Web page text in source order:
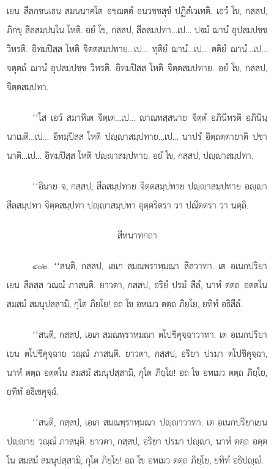
เยน สีลกฺขนฺเธน สมนฺนาคโต อชฺฌตฺตํ อนวชฺชสุขํ ปฏิสํเวเทติ. เอวํ โข, กสฺสป,
ภิกฺขุ สีลสมฺปนฺโน โหติ. อยํ โข, กสฺสป, สีลสมฺปทา…เป… ปมํ ฌานํ อุปสมฺปชฺช
วิหรติ. อิทมฺปิสฺส โหติ จิตฺตสมฺปทาย…เป… ทุติยํ ฌานํ…เป… ตติยํ ฌานํ…เป…
จตุตฺถํ ฌานํ อุปสมฺปชฺช วิหรติ. อิทมฺปิสฺส โหติ จิตฺตสมฺปทาย. อยํ โข, กสฺสป,
จิตฺตสมฺปทา.
‘‘โส เอวํ สมาหิเต จิตฺเต…เป… าณทสฺสนาย จิตฺตํ อภินีหรติ อภินินฺ
นาเมติ…เป… อิทมฺปิสฺส โหติ ปฺาสมฺปทาย…เป… นาปรํ อิตฺถตฺตายาติ ปชา
นาติ…เป… อิทมฺปิสฺส โหติ ปฺาสมฺปทาย. อยํ โข, กสฺสป, ปฺาสมฺปทา.
‘‘อิมาย จ, กสฺสป, สีลสมฺปทาย จิตฺตสมฺปทาย ปฺาสมฺปทาย อฺา
สีลสมฺปทา จิตฺตสมฺปทา ปฺาสมฺปทา อุตฺตริตรา วา ปณีตตรา วา นตฺถิ.
สีหนาทกถา
๔๐๒. ‘‘สนฺติ, กสฺสป, เอเก สมณพฺราหฺมณา สีลวาทา. เต อเนกปริยา
เยน สีลสฺส วณฺณํ ภาสนฺติ. ยาวตา, กสฺสป, อริยํ ปรมํ สีลํ, นาหํ ตตฺถ อตฺตโน
สมสมํ สมนุปสฺสามิ, กุโต ภิยฺโย! อถ โข อหเมวตตฺถ ภิยฺโย, ยทิทํ อธิสีลํ.
‘‘สนฺติ, กสฺสป, เอเก สมณพฺราหฺมณา ตโปชิคุจฺฉาวาทา. เต อเนกปริยา
เยน ตโปชิคุจฺฉาย วณฺณํ ภาสนฺติ. ยาวตา, กสฺสป, อริยา ปรมา ตโปชิคุจฺฉา,
นาหํ ตตฺถ อตฺตโน สมสมํ สมนุปสฺสามิ, กุโต ภิยฺโย! อถ โข อหเมว ตตฺถ ภิยฺโย,
ยทิทํ อธิเชคุจฺฉํ.
‘‘สนฺติ, กสฺสป, เอเก สมณพฺราหฺมณา ปฺาวาทา. เต อเนกปริยาเยน
ปฺาย วณฺณํ ภาสนฺติ. ยาวตา, กสฺสป, อริยา ปรมา ปฺา, นาหํ ตตฺถ อตฺต
โน สมสมํ สมนุปสฺสามิ, กุโต ภิยฺโย! อถ โข อหเมว ตตฺถ ภิยฺโย, ยทิทํ อธิปฺํ.